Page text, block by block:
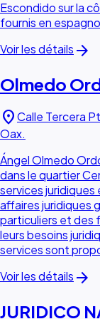
Escondido sur la
fournis en
Voir les détails arrow_forward
Olmedo
location_onCalle Tercera
Oax.
Ángel Olmedo
dans le quartier
services juridiques
affaires juridiques
particuliers et des
leurs besoins
services sont
Voir les détails arrow_forward
JURIDICO